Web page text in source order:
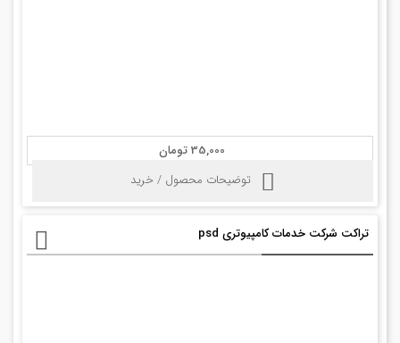
35,000 تومان
توضیحات محصول / خرید
تراکت شرکت خدمات کامپیوتری psd